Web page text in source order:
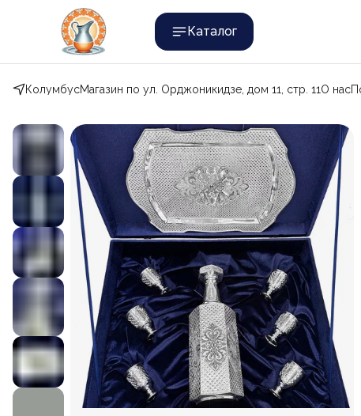
Каталог
КолумбусМагазин по ул. Орджоникидзе, дом 11, стр. 11О нас